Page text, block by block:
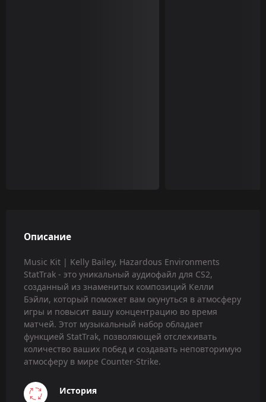
Описание
Music Kit | Kelly Bailey, Hazardous Environments
StatTrak - это уникальный аудиофайл для CS2,
созданный из знаменитых композиций Келли
Бэйли, который поможет вам окунуться в атмосферу
игры и повысит вашу концентрацию во время
матчей. Этот музыкальный набор обладает
функцией StatTrak, позволяющей отслеживать
количество ваших побед и создавать неповторимую
атмосферу в мире Counter-Strike.
История